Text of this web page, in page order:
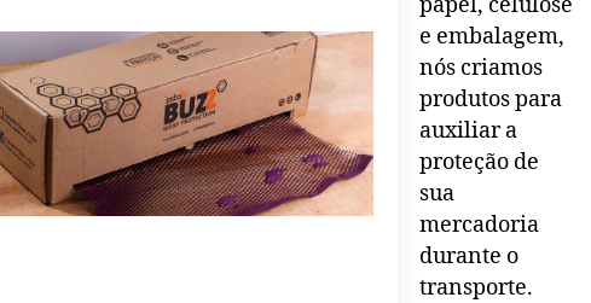
e embalagem,
nós criamos
produtos para
auxiliar a
proteção de
sua
mercadoria
durante o
transporte.